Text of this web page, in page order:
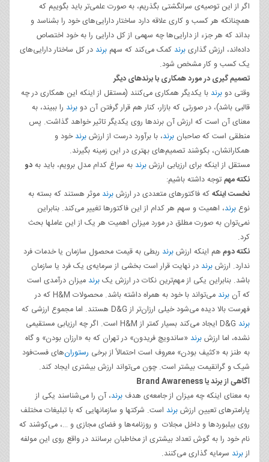
اگر از این توصیه‌ی سرانگشتی بگذریم، به صورت علمی‌تر باید بگوییم که
همچنانکه هر کسب و کاری علاقه دارد ساختار دارایی‌های خود را بشناسد و
بداند که هر جزء از دارایی‌ها چه سهمی از کل دارایی را به خود اختصاص
داده‌اند، ارزش گذاریبرند کمک می‌کند که سهم برند در کل ساختار دارایی‌های
یک کسب و کار مشخص شود.
تصمیم گیری در مورد همکاری با برندهای دیگر
وقتی دوبرند با یکدیگر همکاری می‌کنند (مستقل از اینکه این همکاری در چه
قالبی باشد)، در صورتی که بازار، کنار هم قرار گرفتن آن دوبرند را ببیند، به
معنای آن است که ارزش آن برندها روی یکدیگر تاثیر خواهد گذاشت. پس
منطقی است که صاحبان برند،‌ با برآورد درست از ارزشبرندخود و
همکارانشان، بکوشند تصمیم‌های بهتری در این زمینه بگیرند.
مستقل از اینکه برای ارزیابی ارزشبرند به سراغ کدام مدل برویم، باید بهدو
نکته مهمتوجه داشته باشیم:
نخست اینکهکه فاکتورهای متعددی در ارزشبرند موثر هستند که بسته به
نوع برند، اهمیت و سهم هر کدام از این فاکتورها تغییر می‌کند. بنابراین
نمی‌توان به صورت مطلق در مورد میزان اهمیت هر یک از این عاملها بحث
کرد.
نکته دومهم اینکه ارزشبرند ربطی به قیمت محصول سازمان یا خدمات فرد
ندارد. ارزشبرند در نهایت قرار است بخشی از سرمایه‌ی یک فرد یا سازمان
باشد. بنابراین یکی از مهم‌ترین نکات در ارزش یکبرند میزان درآمدی است
که آن برند
می‌تواند با خود به همراه داشته باشد. محصولات H&M که در
فهرست بالا دیده می‌شود خیلی ارزان‌تر از D&G هستند. اما مجموع ارزشی که
برند
D&G ایجاد می‌کند بسیار کمتر از H&M است. اگر چه ارزیابی مستقیمی
نشده، اما ارزشبرند «ساندویچ فریدون» در تهران که به «ارزان بودن» و گاه
به طنز به «کثیف بودن» معروف است احتمالاً از برخی رستوران‌های فست‌فود
شیک و گرانقیمت بیشتر است. چون می‌تواند ارزش بیشتری ایجاد کند.
آگاهی از برند یا
به معنای اینکه چه میزان از جامعه‌ی هدف برند، آن را می‌شناسند یکی از
پارامترهای تعیین ارزشبرند است. شرکتها و سازمانهایی که با تبلیغات مختلف
روی بیلبوردها و داخل مجلات و روزنامه‌ها و فضای مجازی و …، می‌کوشند که
نام خود را به گوش تعداد بیشتری از مخاطبان برسانند در واقع روی این مولفه
ازبرند سرمایه گذاری می‌کنند.